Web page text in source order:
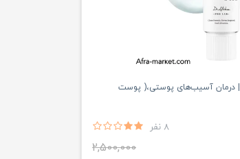
کرم ترمیم کننده دکتر آلتیا 147 | درمان آسیب‌های پوستی،( پوست
8 نفر
2,500,000